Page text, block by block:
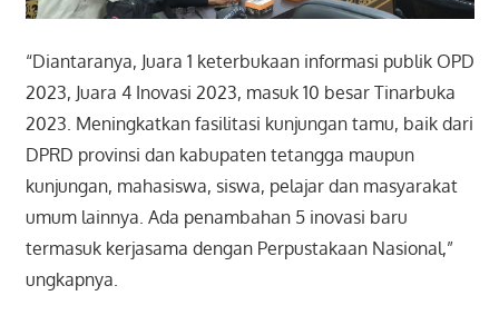
“Diantaranya, Juara 1 keterbukaan informasi publik OPD
2023, Juara 4 Inovasi 2023, masuk 10 besar Tinarbuka
2023. Meningkatkan fasilitasi kunjungan tamu, baik dari
DPRD provinsi dan kabupaten tetangga maupun
kunjungan, mahasiswa, siswa, pelajar dan masyarakat
umum lainnya. Ada penambahan 5 inovasi baru
termasuk kerjasama dengan Perpustakaan Nasional,”
ungkapnya.